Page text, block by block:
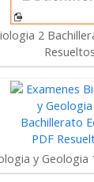
2
Resueltos
y